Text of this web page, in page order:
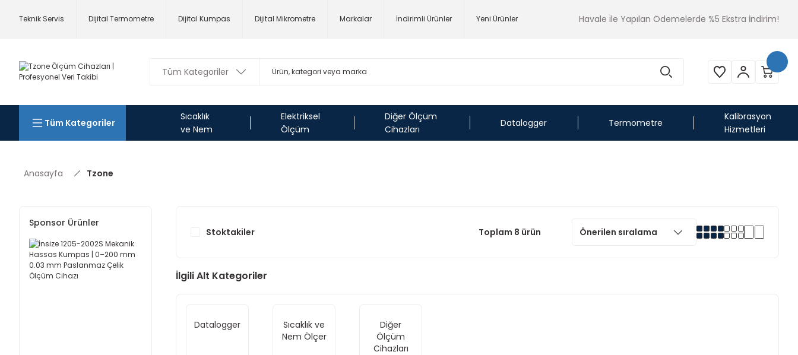
Teknik Servis Dijital Termometre Dijital Kumpas Dijital Mikrometre Markalar İndirimli Ürünler Yeni Ürünler Havale ile Yapılan Ödemelerde %5 Ekstra İndirim!
Tüm Kategoriler
Sıcaklık
ve Nem
Elektriksel
Ölçüm
Diğer Ölçüm
Cihazları
Datalogger Termometre
Kalibrasyon
Hizmetleri
Anasayfa Tzone
Sponsor Ürünler
Stoktakiler Toplam 8 ürün
İlgili Alt Kategoriler
Datalogger
Sıcaklık ve
Nem Ölçer
Diğer
Ölçüm
Cihazları